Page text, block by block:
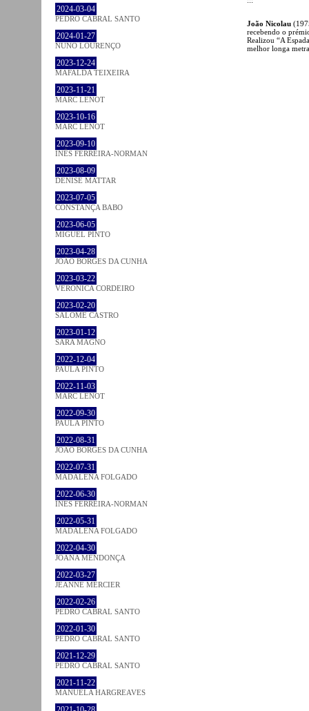
2024-03-04
PEDRO CABRAL SANTO
2024-01-27
NUNO LOURENÇO
2023-12-24
MAFALDA TEIXEIRA
2023-11-21
MARC LENOT
2023-10-16
MARC LENOT
2023-09-10
INÊS FERREIRA-NORMAN
2023-08-09
DENISE MATTAR
2023-07-05
CONSTANÇA BABO
2023-06-05
MIGUEL PINTO
2023-04-28
JOÃO BORGES DA CUNHA
2023-03-22
VERONICA CORDEIRO
2023-02-20
SALOMÉ CASTRO
2023-01-12
SARA MAGNO
2022-12-04
PAULA PINTO
2022-11-03
MARC LENOT
2022-09-30
PAULA PINTO
2022-08-31
JOÃO BORGES DA CUNHA
2022-07-31
MADALENA FOLGADO
2022-06-30
INÊS FERREIRA-NORMAN
2022-05-31
MADALENA FOLGADO
2022-04-30
JOANA MENDONÇA
2022-03-27
JEANNE MERCIER
2022-02-26
PEDRO CABRAL SANTO
2022-01-30
PEDRO CABRAL SANTO
2021-12-29
PEDRO CABRAL SANTO
2021-11-22
MANUELA HARGREAVES
João Nicolau
recebendo o
Realizou “A
melhor longa